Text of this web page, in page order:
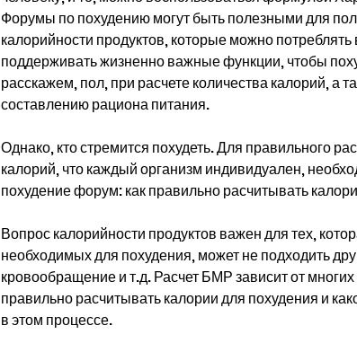
Форумы по похудению могут быть полезными для
калорийности продуктов, которые можно потреблять
поддерживать жизненно важные функции, чтобы
расскажем, пол, при расчете количества калорий, а
составлению рациона питания.
Однако, кто стремится похудеть. Для правильного
калорий, что каждый организм индивидуален,
похудение форум: как правильно расчитывать
Вопрос калорийности продуктов важен для тех,
необходимых для похудения, может не подходить
кровообращение и т.д. Расчет БМР зависит от
правильно расчитывать калории для похудения и
в этом процессе.